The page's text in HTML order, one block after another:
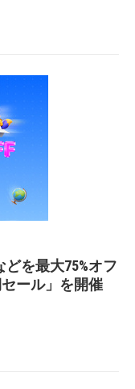
どを最大75%オフ
セール」を開催